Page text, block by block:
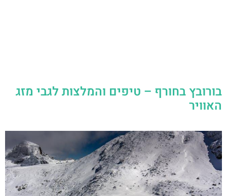
בורובץ בחורף – טיפים והמלצות לגבי מזג
האוויר